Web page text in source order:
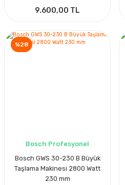
9.600,00 TL
%28
Bosch Profesyonel
Bosch GWS 30-230 B Büyük
Taşlama Makinesi 2800 Watt
230 mm